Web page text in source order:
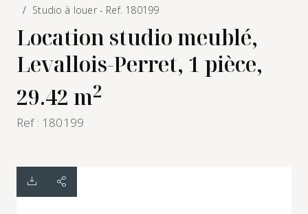
Studio à louer - Ref. 180199
Location studio meublé,
Levallois-Perret, 1 pièce,
29.42 m2
Ref : 180199